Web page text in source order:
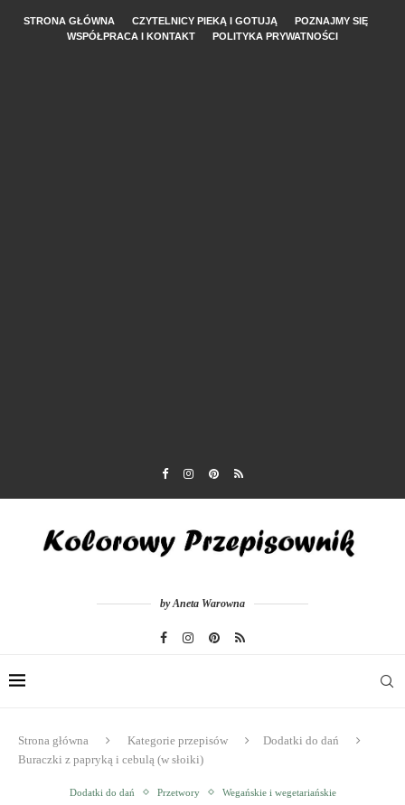
STRONA GŁÓWNA CZYTELNICY PIEKĄ I GOTUJĄ
POZNAJMY SIĘ
WSPÓŁPRACA I KONTAKT
POLITYKA PRYWATNOŚCI
by Aneta Warowna
Strona główna Kategorie przepisów
Dodatki do dań
Buraczki z papryką i cebulą (w słoiki)
Dodatki do dań Przetwory Wegańskie i wegetariańskie